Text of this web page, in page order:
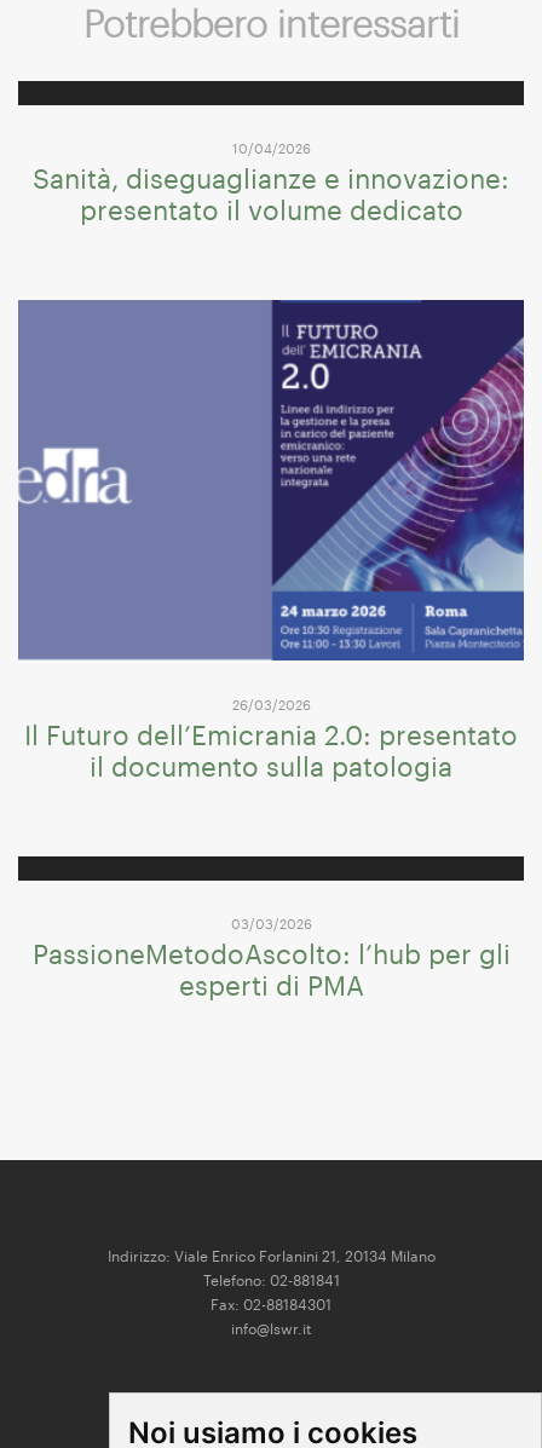
Noi usiamo i cookies
Potrebbero interessarti
10/04/2026
Sanità, diseguaglianze e innovazione:
presentato il volume dedicato
26/03/2026
Il Futuro dell’Emicrania 2.0: presentato
il documento sulla patologia
03/03/2026
PassioneMetodoAscolto: l’hub per gli
esperti di PMA
Indirizzo: Viale Enrico Forlanini 21, 20134 Milano
Telefono: 02-881841
Fax: 02-88184301
info@lswr.it